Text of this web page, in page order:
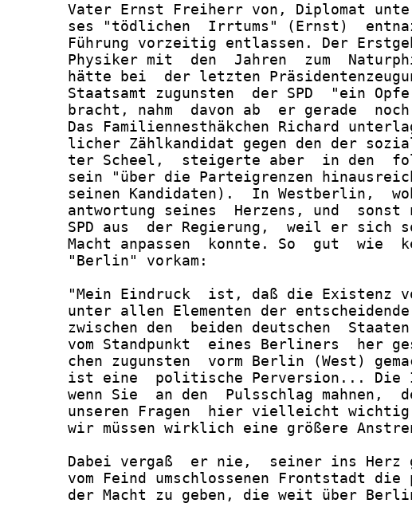
Vater Ernst Freiherr von, Diplomat
ses "tödlichen  Irrtums" (Ernst)
Führung vorzeitig entlassen. Der
Physiker mit  den  Jahren  zum
hätte bei  der letzten
Staatsamt zugunsten  der SPD  "ein
bracht, nahm  davon ab  er gerade
Das Familiennesthäkchen Richard
licher Zählkandidat gegen den der
ter Scheel,  steigerte aber  in den
sein "über die Parteigrenzen
seinen Kandidaten).  In Westberlin,
antwortung seines  Herzens, und  sonst
SPD aus  der Regierung,  weil er sich
Macht anpassen  konnte. So  gut  wie
       "Berlin" vorkam:
"Mein Eindruck  ist, daß die Existenz
unter allen Elementen der
zwischen den  beiden deutschen
vom Standpunkt  eines Berliners  her
chen zugunsten  vorm Berlin (West)
ist eine  politische Perversion... Die
wenn Sie  an den  Pulsschlag mahnen,
unseren Fragen  hier vielleicht
wir müssen wirklich eine größere
Dabei vergaß  er nie,  seiner ins Herz
vom Feind umschlossenen Frontstadt die
der Macht zu geben, die weit über